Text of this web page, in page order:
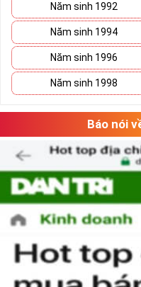
Năm sinh 1992
Năm sinh 1994
Năm sinh 1996
Năm sinh 1998
Báo nói